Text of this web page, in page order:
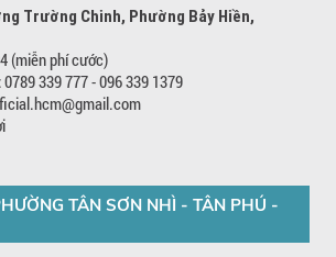
Trường Chinh, Phường Bảy Hiền,
(miễn phí cước)
339 777 - 096 339 1379
TÂN SƠN NHÌ - TÂN PHÚ -